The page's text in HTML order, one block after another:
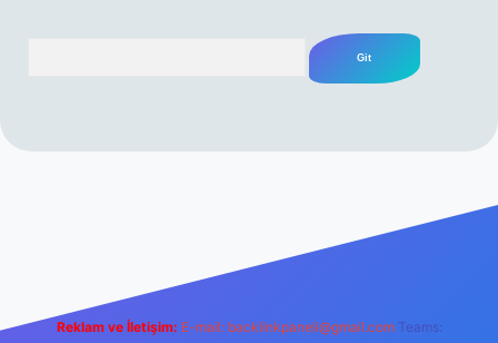
Reklam ve İletişim: E-mail: backlinkpaneli@gmail.com Teams: